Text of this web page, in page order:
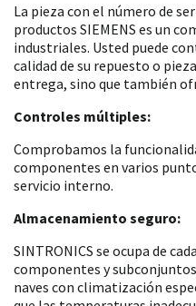
La pieza con el número de
productos SIEMENS es un
industriales. Usted puede
calidad de su repuesto o
entrega, sino que también
Controles múltiples:
Comprobamos la
componentes en varios
servicio interno.
Almacenamiento seguro:
SINTRONICS se ocupa de
componentes y
naves con climatización